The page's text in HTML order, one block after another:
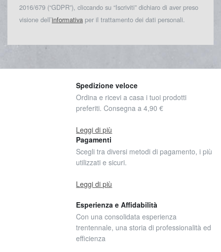
2016/679 (“GDPR”), cliccando su “Iscriviti” dichiaro di aver preso
visione dell’informativa per il trattamento dei dati personali.
Spedizione veloce
Ordina e ricevi a casa i tuoi prodotti
preferiti. Consegna a 4,90 €
Leggi di più
Pagamenti
Scegli tra diversi metodi di pagamento, i più
utilizzati e sicuri.
Leggi di più
Esperienza e Affidabilità
Con una consolidata esperienza
trentennale, una storia di professionalità ed
efficienza